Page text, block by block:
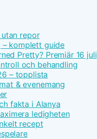
repor
– komplett guide
Pretty? Premiär 16 juli
och behandling
– topplista
& evenemang
fakta i Alanya
ledigheten
recept